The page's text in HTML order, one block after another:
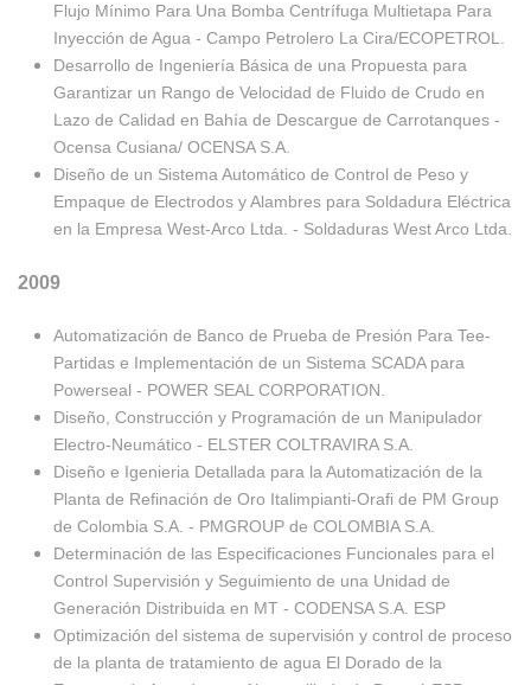
Flujo Mínimo Para Una Bomba Centrífuga Multietapa Para
Inyección de Agua - Campo Petrolero La Cira/ECOPETROL.
Desarrollo de Ingeniería Básica de una Propuesta para
Garantizar un Rango de Velocidad de Fluido de Crudo en
Lazo de Calidad en Bahía de Descargue de Carrotanques -
Ocensa Cusiana/ OCENSA S.A.
Diseño de un Sistema Automático de Control de Peso y
Empaque de Electrodos y Alambres para Soldadura Eléctrica
en la Empresa West-Arco Ltda. - Soldaduras West Arco Ltda.
2009
Automatización de Banco de Prueba de Presión Para Tee-
Partidas e Implementación de un Sistema SCADA para
Powerseal - POWER SEAL CORPORATION.
Diseño, Construcción y Programación de un Manipulador
Electro-Neumático - ELSTER COLTRAVIRA S.A.
Diseño e Igenieria Detallada para la Automatización de la
Planta de Refinación de Oro Italimpianti-Orafi de PM Group
de Colombia S.A. - PMGROUP de COLOMBIA S.A.
Determinación de las Especificaciones Funcionales para el
Control Supervisión y Seguimiento de una Unidad de
Generación Distribuida en MT - CODENSA S.A. ESP
Optimización del sistema de supervisión y control de proceso
de la planta de tratamiento de agua El Dorado de la